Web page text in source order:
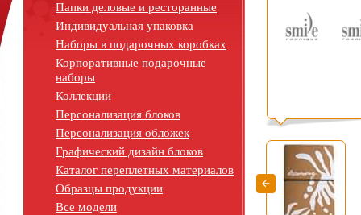
Папки деловые и ресторанные
Индивидуальная упаковка
Наборы в подарочных коробках
Корпоративные подарочные
наборы
Коллекции
Персонализация блоков
Персонализация обложек
Графический дизайн блоков
Каталог переплетных материалов
Образцы продукции
Все модели